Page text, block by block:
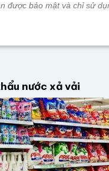
được bảo mật và chỉ sử
nước xả vải